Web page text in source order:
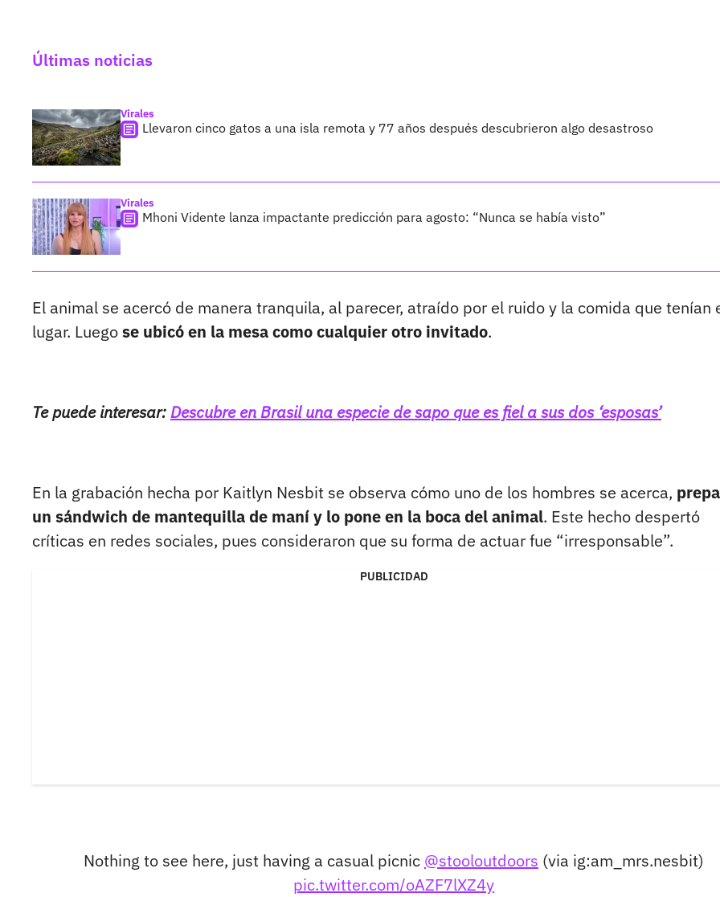
Últimas noticias
Virales
Llevaron cinco gatos a una isla remota y 77 años después descubrieron algo desastroso
Virales
Mhoni Vidente lanza impactante predicción para agosto: “Nunca se había visto”
El animal se acercó de manera tranquila, al parecer, atraído por el ruido y la comida que tenían
lugar. Luegose ubicó en la mesa como cualquier otro invitado.
Te puede interesar:Descubre en Brasil una especie de sapo que es fiel a sus dos ‘esposas’
En la grabación hecha por Kaitlyn Nesbit se observa cómo uno de los hombres se acerca,
un sándwich de mantequilla de maní y lo pone en la boca del animal. Este hecho despertó
críticas en redes sociales, pues consideraron que su forma de actuar fue “irresponsable”.
PUBLICIDAD
Nothing to see here, just having a casual picnic @stooloutdoors (via ig:am_mrs.nesbit)
pic.twitter.com/oAZF7lXZ4y